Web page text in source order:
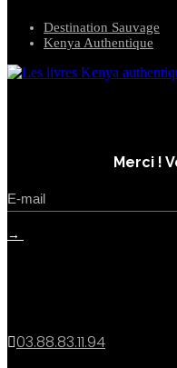
Destination Sauvage
Kenya Authentique
Merci !
→
03.88.83.11.94